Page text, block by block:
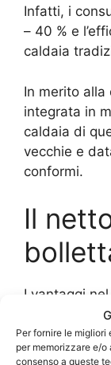
Per fornire le
per memorizzare e/
consenso a queste
Infatti, i
– 40 % e
caldaia
In merito alla
integrata in
caldaia di
vecchie e
conformi.
Il
I vantaggi
davvero
tutti è il